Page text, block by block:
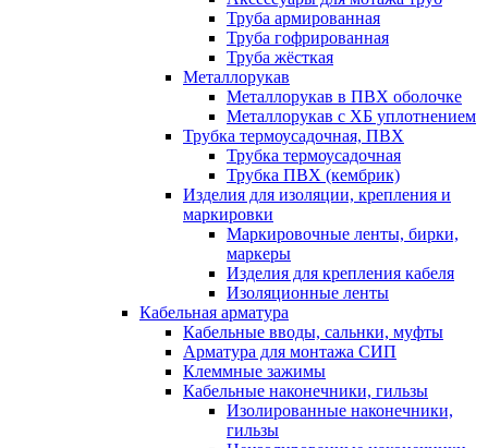
Труба армированная
Труба гофрированная
Труба жёсткая
Металлорукав
Металлорукав в ПВХ оболочке
Металлорукав с ХБ уплотнением
Трубка термоусадочная, ПВХ
Трубка термоусадочная
Трубка ПВХ (кембрик)
Изделия для изоляции, крепления и
маркировки
Маркировочные ленты, бирки,
маркеры
Изделия для крепления кабеля
Изоляционные ленты
Кабельная арматура
Кабельные вводы, сальнки, муфты
Арматура для монтажа СИП
Клеммные зажимы
Кабельные наконечники, гильзы
Изолированные наконечники,
гильзы